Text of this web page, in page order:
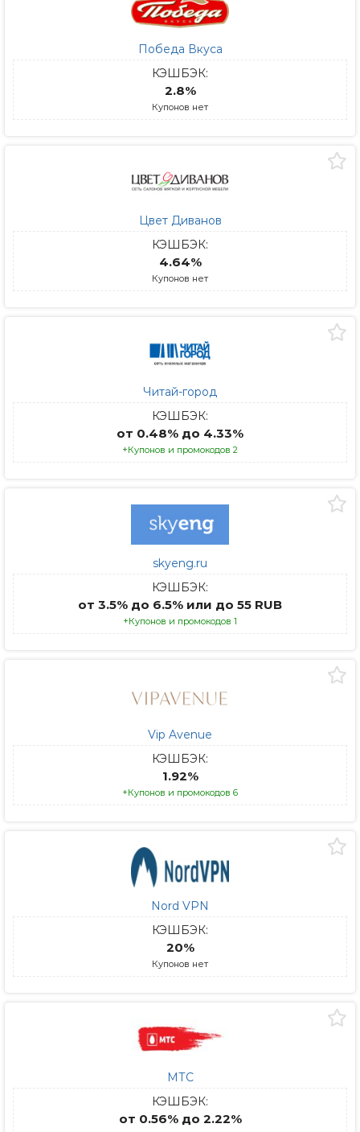
Победа Вкуса
КЭШБЭК:
2.8%
Купонов нет
Цвет Диванов
КЭШБЭК:
4.64%
Купонов нет
Читай-город
КЭШБЭК:
от 0.48% до 4.33%
+Купонов и промокодов 2
skyeng.ru
КЭШБЭК:
от 3.5% до 6.5% или до 55 RUB
+Купонов и промокодов 1
Vip Avenue
КЭШБЭК:
1.92%
+Купонов и промокодов 6
Nord VPN
КЭШБЭК:
20%
Купонов нет
МТС
КЭШБЭК:
от 0.56% до 2.22%